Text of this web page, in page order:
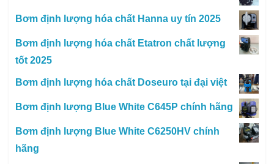
Bơm định lượng hóa chất Hanna uy tín 2025
Bơm định lượng hóa chất Etatron chất lượng
tốt 2025
Bơm định lượng hóa chất Doseuro tại đại việt
Bơm định lượng Blue White C645P chính hãng
Bơm định lượng Blue White C6250HV chính
hãng